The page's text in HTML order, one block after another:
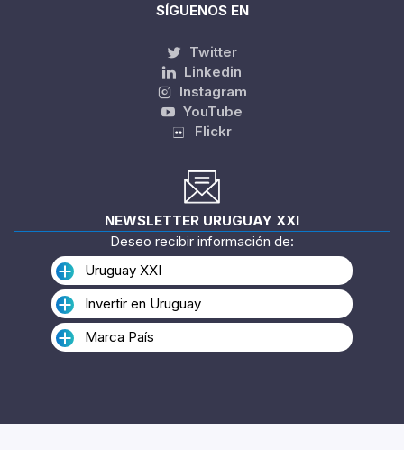
SÍGUENOS EN
Twitter
Linkedin
Instagram
YouTube
Flickr
NEWSLETTER URUGUAY XXI
Deseo recibir información de:
Uruguay XXI
Invertir en Uruguay
Marca País